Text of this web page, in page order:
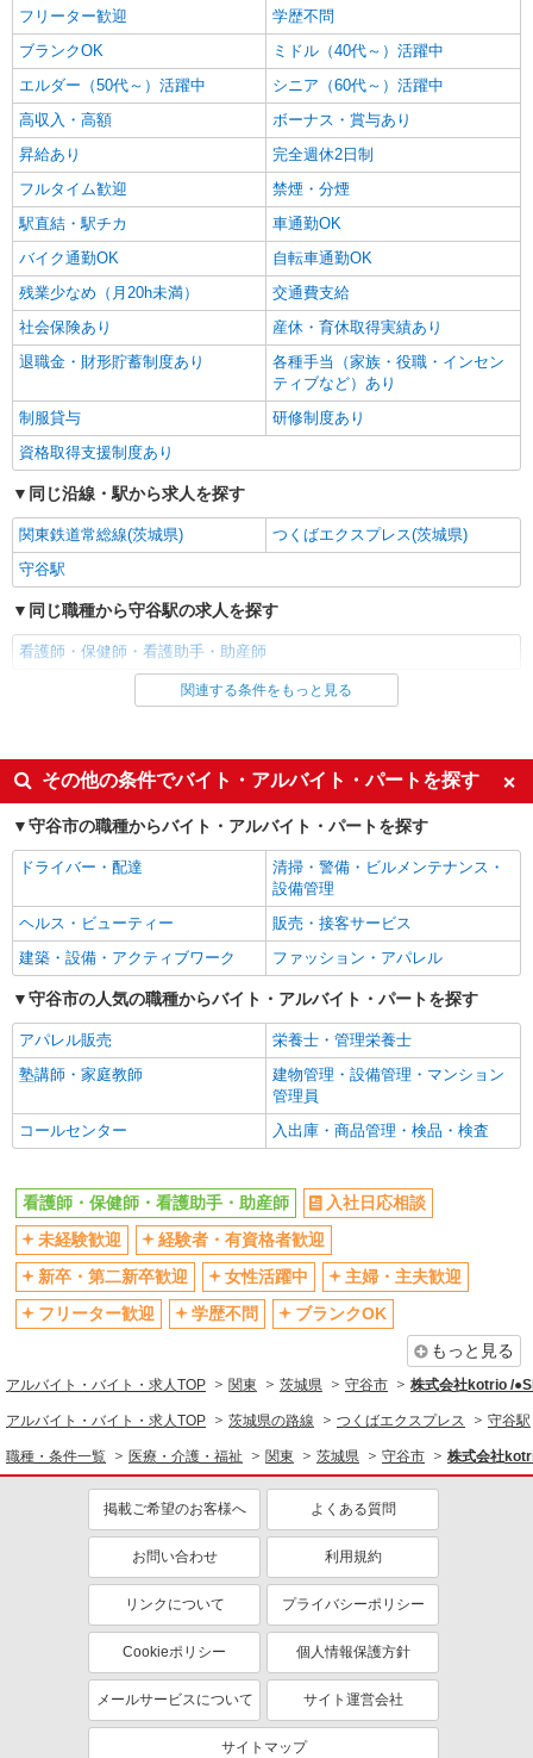
配膳などの補助業務
時給1600円〜2250円 ＜日払い有/週払い有/交
通費全支給(ガソリン代含む)＞
守谷市
詳細を見る
フリーター歓迎
学歴不問
ブランクOK
ミドル（40代～）活躍中
エルダー（50代～）活躍中
シニア（60代～）活躍中
高収入・高額
ボーナス・賞与あり
昇給あり
完全週休2日制
フルタイム歓迎
禁煙・分煙
駅直結・駅チカ
車通勤OK
バイク通勤OK
自転車通勤OK
残業少なめ（月20h未満）
交通費支給
社会保険あり
産休・育休取得実績あり
退職金・財形貯蓄制度あり
各種手当（家族・役職・インセン
ティブなど）あり
制服貸与
研修制度あり
資格取得支援制度あり
同じ沿線・駅から求人を探す
関東鉄道常総線(茨城県)
つくばエクスプレス(茨城県)
守谷駅
同じ職種から守谷駅の求人を探す
看護師・保健師・看護助手・助産師
同じ雇用形態から守谷駅の求人を探す
同じ特徴から守谷駅の求人を探す
入社日応相談
未経験歓迎
経験者・有資格者歓迎
新卒・第二新卒歓迎
主婦・主夫歓迎
フリーター歓迎
学歴不問
ブランクOK
ミドル（40代～）活躍中
エルダー（50代～）活躍中
シニア（60代～）活躍中
高収入・高額
ボーナス・賞与あり
昇給あり
完全週休2日制
禁煙・分煙
駅直結・駅チカ
車通勤OK
残業少なめ（月20h未満）
交通費支給
社会保険あり
産休・育休取得実績あり
退職金・財形貯蓄制度あり
各種手当（家族・役職・インセン
ティブなど）あり
制服貸与
研修制度あり
同じ職種から求人を探す
看護師・保健師・看護助手・助産師
同じ特徴から求人を探す
ミドル（40代～）活躍中
ボーナス・賞与あり
交通費支給
社会保険あり
産休・育休取得実績あり
関連する条件をもっと見る
その他の条件でバイト・アルバイト・パートを探す
守谷市の職種からバイト・アルバイト・パートを探す
ドライバー・配達
清掃・警備・ビルメンテナンス・
設備管理
ヘルス・ビューティー
販売・接客サービス
建築・設備・アクティブワーク
ファッション・アパレル
守谷市の人気の職種からバイト・アルバイト・パートを探す
アパレル販売
栄養士・管理栄養士
塾講師・家庭教師
建物管理・設備管理・マンション
管理員
コールセンター
入出庫・商品管理・検品・検査
看護師・保健師・看護助手・助産師
入社日応相談
未経験歓迎
経験者・有資格者歓迎
新卒・第二新卒歓迎
女性活躍中
主婦・主夫歓迎
フリーター歓迎
学歴不問
ブランクOK
もっと見る
アルバイト・バイト・求人TOP 関東 茨城県 守谷市 株式会社kotrio /
アルバイト・バイト・求人TOP 茨城県の路線 つくばエクスプレス 守谷駅
職種・条件一覧 医療・介護・福祉 関東 茨城県 守谷市 株式会社
掲載ご希望のお客様へ よくある質問
お問い合わせ 利用規約
リンクについて プライバシーポリシー
Cookieポリシー 個人情報保護方針
メールサービスについて サイト運営会社
サイトマップ